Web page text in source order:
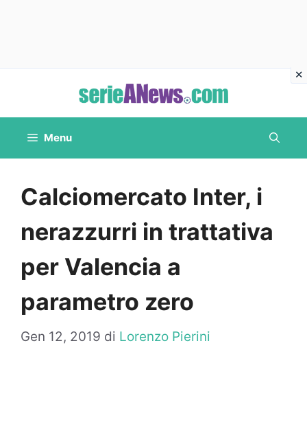
contenuto
Menu
Calciomercato Inter, i
nerazzurri in trattativa
per Valencia a
parametro zero
Gen 12, 2019 di Lorenzo Pierini